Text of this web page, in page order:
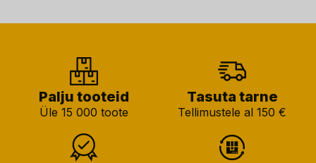
Palju tooteid
Üle 15 000 toote
Tasuta tarne
Tellimustele al 150 €